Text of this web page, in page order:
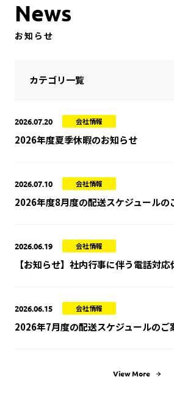
News
お知 ら せ
カテゴリ一覧
2026.07.20 会社情報
2026年度夏季休暇のお知らせ
2026.07.10 会社情報
2026年度8月度の配送スケジュールの
2026.06.19 会社情報
【お知らせ】社内行事に伴う電話対
2026.06.15 会社情報
2026年7月度の配送スケジュールのご
View More